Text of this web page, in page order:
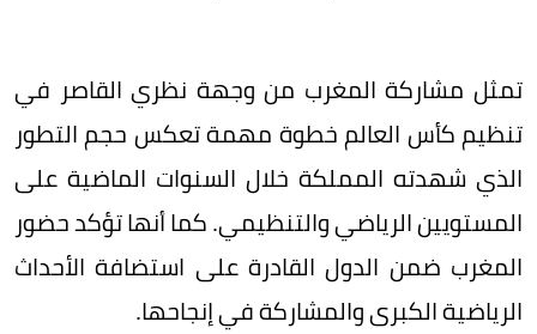
تمثل مشاركة المغرب من وجهة نظري القاصر في
تنظيم كأس العالم خطوة مهمة تعكس حجم التطور
الذي شهدته المملكة خلال السنوات الماضية على
المستويين الرياضي والتنظيمي. كما أنها تؤكد حضور
المغرب ضمن الدول القادرة على استضافة الأحداث
الرياضية الكبرى والمشاركة في إنجاحها.